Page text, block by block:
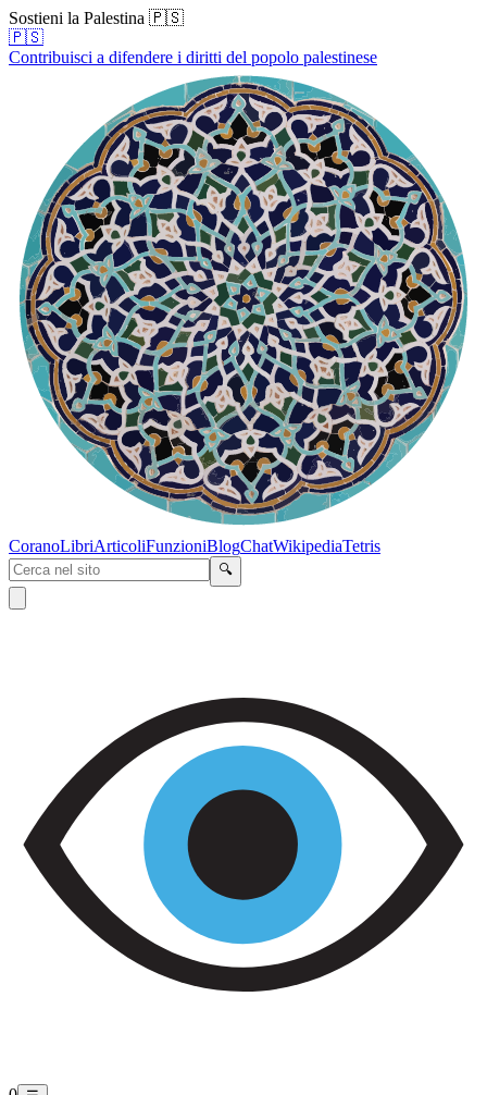
Sostieni la Palestina 🇵🇸
🇵🇸
Contribuisci a difendere i diritti del popolo palestinese
CoranoLibriArticoliFunzioniBlogChatWikipediaTetris
🔍